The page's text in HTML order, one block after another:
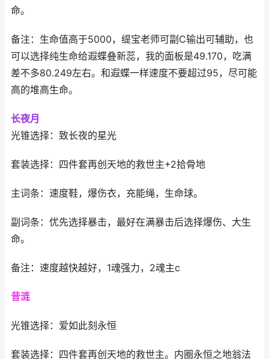
命。
备注：生命值高于5000，缇宝老师可副C输出可辅助，也
可以选择纯生命给遐蝶叠新蕊，我的面板是49.170，吃满
差不多80.249左右。和遐蝶一样速度不要超过95，尽可能
高的堆高生命。
长夜月
光锥选择：致长夜的星光
套装选择： 四件套再创天地的救世主+2拾骨地
主词条：速度鞋，爆伤衣，充能绳，生命球。
副词条：优先选择暴击，最好在满暴击后选择爆伤、大生
命。
备注：速度越快越好，1魂强力，2魂主c
昔涟
光锥选择：爱如此刻永恒
套装选择：四件套再创天地的救世主。内圈永恒之地翁法